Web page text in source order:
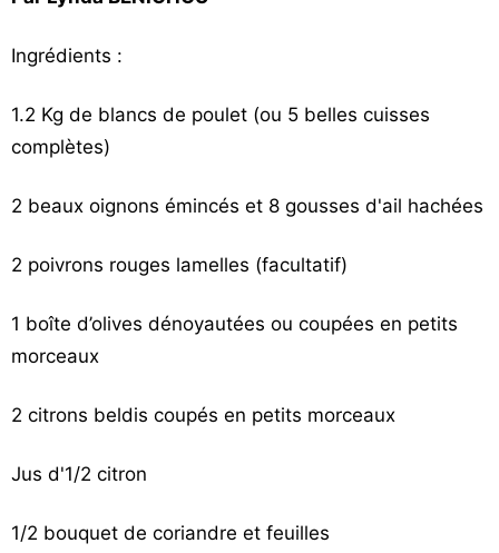
chroniques
Les
bonnes
adresses
Ingrédients :
1.2 Kg de blancs de poulet (ou 5 belles cuisses
complètes)
2 beaux oignons émincés et 8 gousses d'ail hachées
2 poivrons rouges lamelles (facultatif)
1 boîte d’olives dénoyautées ou coupées en petits
morceaux
2 citrons beldis coupés en petits morceaux
Jus d'1/2 citron
1/2 bouquet de coriandre et feuilles